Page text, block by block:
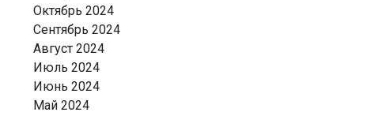
Октябрь 2024
Сентябрь 2024
Август 2024
Июль 2024
Июнь 2024
Май 2024